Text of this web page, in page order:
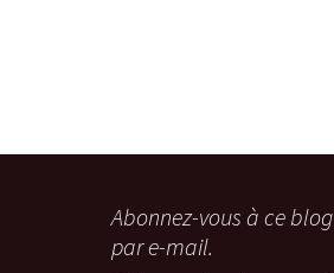
Abonnez-vous à ce blog
par e-mail.